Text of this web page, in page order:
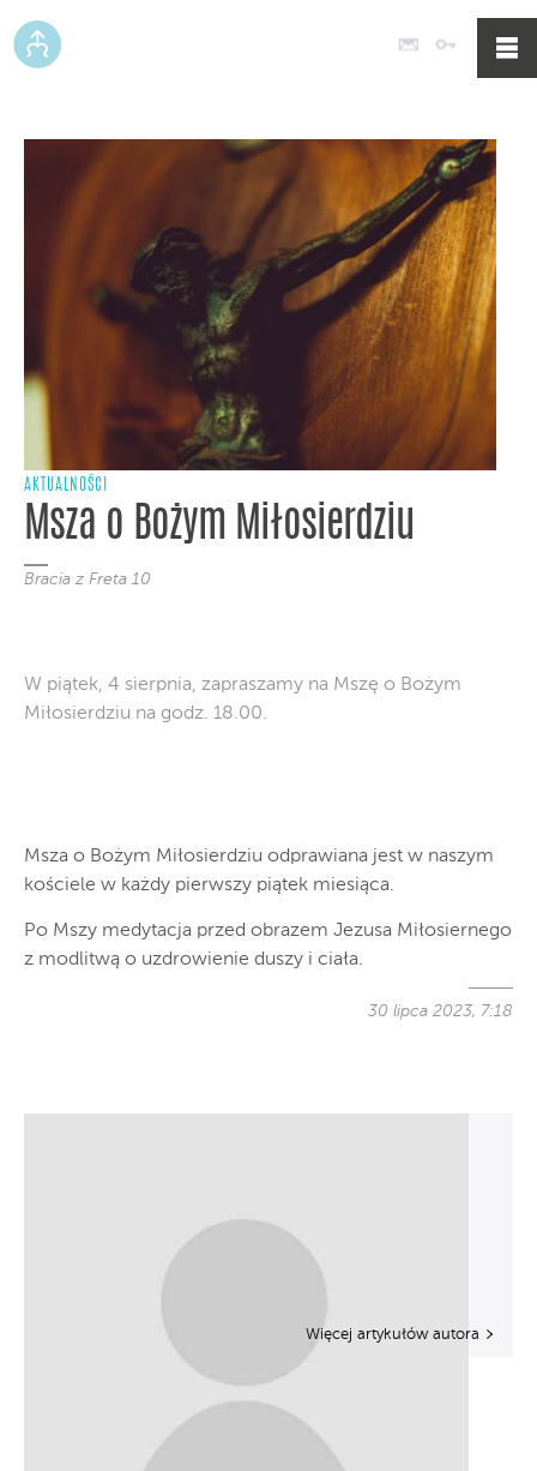
Poczta
AKTUALNOŚCI
Msza o Bożym Miłosierdziu
Bracia z Freta 10
W piątek, 4 sierpnia, zapraszamy na Mszę o Bożym
Miłosierdziu na godz. 18.00.
Msza o Bożym Miłosierdziu odprawiana jest w naszym
kościele w każdy pierwszy piątek miesiąca.
Po Mszy medytacja przed obrazem Jezusa Miłosiernego
z modlitwą o uzdrowienie duszy i ciała.
30 lipca 2023, 7:18
Więcej artykułów autora